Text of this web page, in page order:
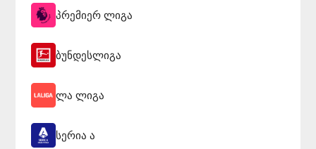
პრემიერ ლიგა
ბუნდესლიგა
ლა ლიგა
სერია ა